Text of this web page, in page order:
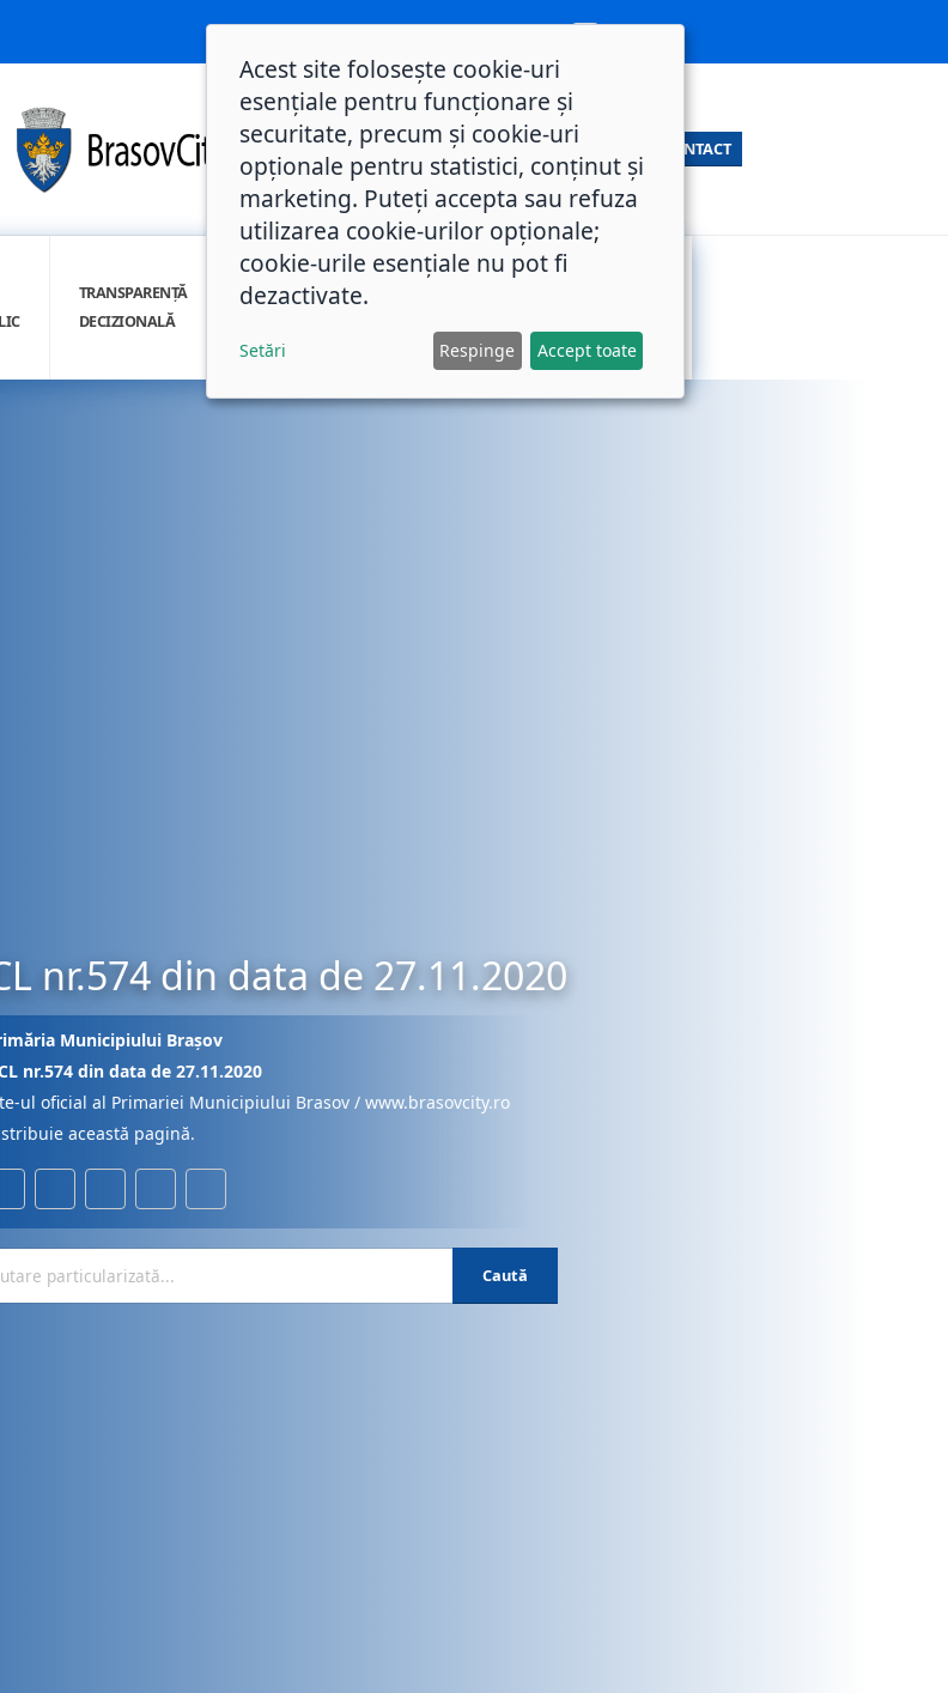
CONTACT
TRANSPARENȚĂ
DECIZIONALĂ
INTEGRITATE
nr.574 din data de 27.11.2020
Municipiului Brașov
nr.574 din data de 27.11.2020
ul oficial al Primariei Municipiului Brasov / www.brasovcity.ro
această pagină.
Caută
Acest site folosește cookie-uri
esențiale pentru funcționare și
securitate, precum și cookie-uri
opționale pentru statistici, conținut și
marketing. Puteți accepta sau refuza
utilizarea cookie-urilor opționale;
cookie-urile esențiale nu pot fi
dezactivate.
Setări Respinge Accept toate